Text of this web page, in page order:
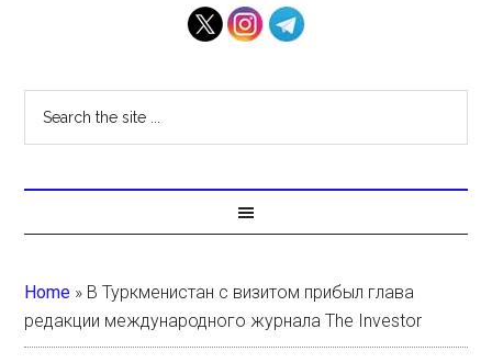
Home » В Туркменистан с визитом прибыл глава
редакции международного журнала The Investor